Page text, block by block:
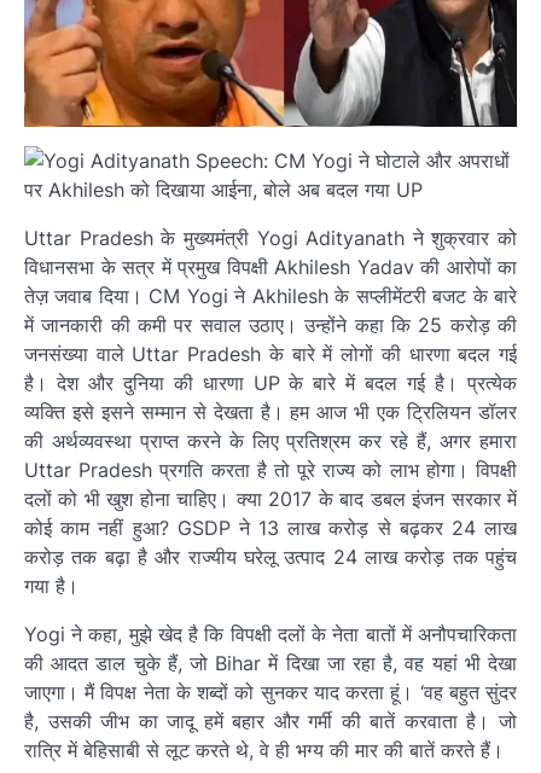
Uttar Pradesh के मुख्यमंत्री Yogi Adityanath ने शुक्रवार को
विधानसभा के सत्र में प्रमुख विपक्षी Akhilesh Yadav की आरोपों का
तेज़ जवाब दिया। CM Yogi ने Akhilesh के सप्लीमेंटरी बजट के बारे
में जानकारी की कमी पर सवाल उठाए। उन्होंने कहा कि 25 करोड़ की
जनसंख्या वाले Uttar Pradesh के बारे में लोगों की धारणा बदल गई
है। देश और दुनिया की धारणा UP के बारे में बदल गई है। प्रत्येक
व्यक्ति इसे इसने सम्मान से देखता है। हम आज भी एक ट्रिलियन डॉलर
की अर्थव्यवस्था प्राप्त करने के लिए प्रतिश्रम कर रहे हैं, अगर हमारा
Uttar Pradesh प्रगति करता है तो पूरे राज्य को लाभ होगा। विपक्षी
दलों को भी खुश होना चाहिए। क्या 2017 के बाद डबल इंजन सरकार में
कोई काम नहीं हुआ? GSDP ने 13 लाख करोड़ से बढ़कर 24 लाख
करोड़ तक बढ़ा है और राज्यीय घरेलू उत्पाद 24 लाख करोड़ तक पहुंच
गया है।
Yogi ने कहा, मुझे खेद है कि विपक्षी दलों के नेता बातों में अनौपचारिकता
की आदत डाल चुके हैं, जो Bihar में दिखा जा रहा है, वह यहां भी देखा
जाएगा। मैं विपक्ष नेता के शब्दों को सुनकर याद करता हूं। ‘वह बहुत सुंदर
है, उसकी जीभ का जादू हमें बहार और गर्मी की बातें करवाता है। जो
रात्रि में बेहिसाबी से लूट करते थे, वे ही भग्य की मार की बातें करते हैं।